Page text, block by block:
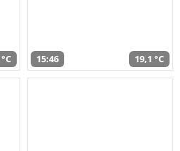
15:46 19,1 °C